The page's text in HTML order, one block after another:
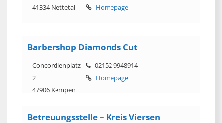
41334 Nettetal
Homepage
Barbershop Diamonds Cut
Concordienplatz
2
47906 Kempen
02152 9948914
Homepage
Betreuungsstelle – Kreis Viersen